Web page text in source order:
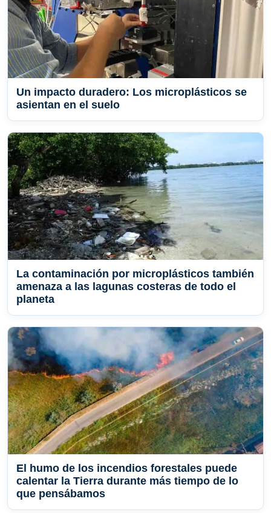
Un impacto duradero: Los microplásticos se
asientan en el suelo
La contaminación por microplásticos también
amenaza a las lagunas costeras de todo el
planeta
El humo de los incendios forestales puede
calentar la Tierra durante más tiempo de lo
que pensábamos